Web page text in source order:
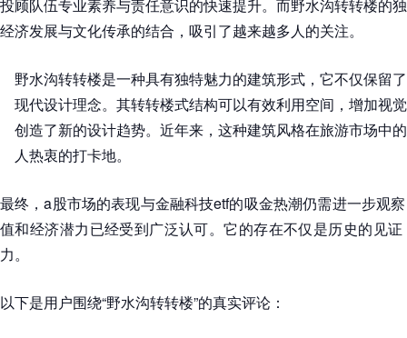
投顾队伍专业素养与责任意识的快速提升。而野水沟转转楼的
经济发展与文化传承的结合，吸引了越来越多人的关注。
野水沟转转楼是一种具有独特魅力的建筑形式，它不仅保留
现代设计理念。其转转楼式结构可以有效利用空间，增加视
创造了新的设计趋势。近年来，这种建筑风格在旅游市场中
人热衷的打卡地。
最终，a股市场的表现与金融科技etf的吸金热潮仍需进一步观
值和经济潜力已经受到广泛认可。它的存在不仅是历史的见
力。
以下是用户围绕“野水沟转转楼”的真实评论：